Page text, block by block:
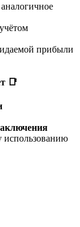
прибыли
📑
использованию